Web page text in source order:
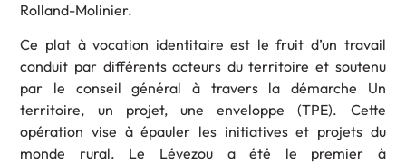
Rolland-Molinier.
Ce plat à vocation identitaire est le fruit d’un travail
conduit par différents acteurs du territoire et soutenu
par le conseil général à travers la démarche Un
territoire, un projet, une enveloppe (TPE). Cette
opération vise à épauler les initiatives et projets du
monde rural. Le Lévezou a été le premier à